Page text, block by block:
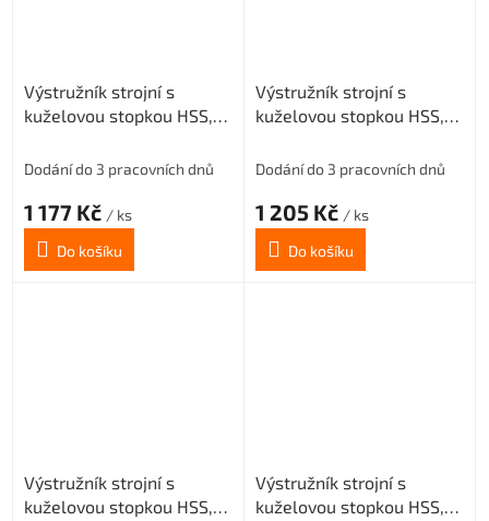
Výstružník strojní s
kuželovou stopkou HSS,
Dodání do 3 pracovních dnů
1 177 Kč / ks
Do košíku
Výstružník strojní s
kuželovou stopkou HSS,
Dodání do 3 pracovních dnů
1 205 Kč / ks
Do košíku
Výstružník strojní s
kuželovou stopkou HSS,
Výstružník strojní s
kuželovou stopkou HSS,